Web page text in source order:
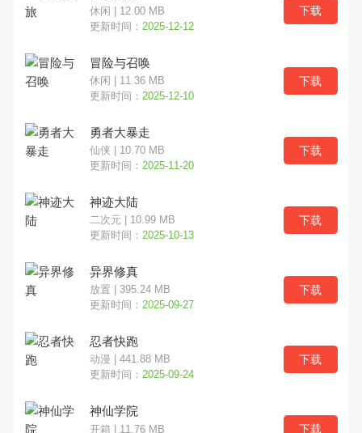
休闲 | 12.00 MB
更新时间： 2025-12-12
下载
冒险与召唤
休闲 | 11.36 MB
更新时间： 2025-12-10
下载
勇者大暴走
仙侠 | 10.70 MB
更新时间： 2025-11-20
下载
神迹大陆
二次元 | 10.99 MB
更新时间： 2025-10-13
下载
异界修真
放置 | 395.24 MB
更新时间： 2025-09-27
下载
忍者快跑
动漫 | 441.88 MB
更新时间： 2025-09-24
下载
神仙学院
开箱 | 11.76 MB
下载